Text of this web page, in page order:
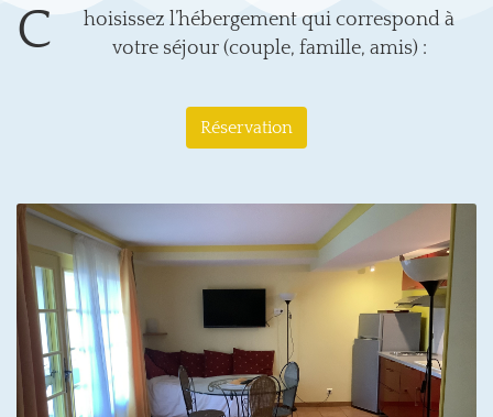
C
hoisissez l’hébergement qui correspond à
votre séjour (couple, famille, amis) :
Réservation